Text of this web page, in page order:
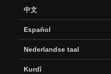
中文
Español
Nederlandse taal
Kurdî